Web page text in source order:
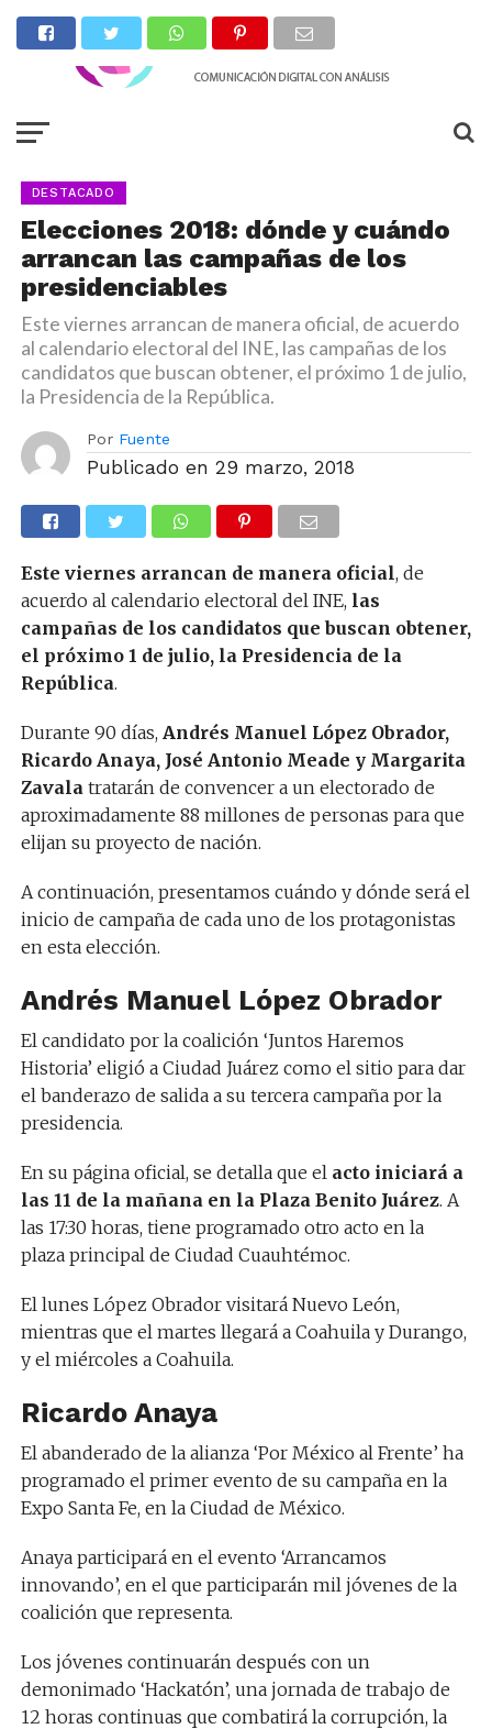
DESTACADO
Elecciones 2018: dónde y cuándo
arrancan las campañas de los
presidenciables
Este viernes arrancan de manera oficial, de acuerdo
al calendario electoral del INE, las campañas de los
candidatos que buscan obtener, el próximo 1 de julio,
la Presidencia de la República.
Por Fuente
Publicado en 29 marzo, 2018
Este viernes arrancan de manera oficial, de
acuerdo al calendario electoral del INE, las
campañas de los candidatos que buscan obtener,
el próximo 1 de julio, la Presidencia de la
República.
Durante 90 días, Andrés Manuel López Obrador,
Ricardo Anaya, José Antonio Meade y Margarita
Zavalatratarán de convencer a un electorado de
aproximadamente 88 millones de personas para que
elijan su proyecto de nación.
A continuación, presentamos cuándo y dónde será el
inicio de campaña de cada uno de los protagonistas
en esta elección.
Andrés Manuel López Obrador
El candidato por la coalición ‘Juntos Haremos
Historia’ eligió a Ciudad Juárez como el sitio para dar
el banderazo de salida a su tercera campaña por la
presidencia.
En su página oficial, se detalla que el acto iniciará a
las 11 de la mañana en la Plaza Benito Juárez. A
las 17:30 horas, tiene programado otro acto en la
plaza principal de Ciudad Cuauhtémoc.
El lunes López Obrador visitará Nuevo León,
mientras que el martes llegará a Coahuila y Durango,
y el miércoles a Coahuila.
Ricardo Anaya
El abanderado de la alianza ‘Por México al Frente’ ha
programado el primer evento de su campaña en la
Expo Santa Fe, en la Ciudad de México.
Anaya participará en el evento ‘Arrancamos
innovando’, en el que participarán mil jóvenes de la
coalición que representa.
Los jóvenes continuarán después con un
demonimado ‘Hackatón’, una jornada de trabajo de
12 horas continuas que combatirá la corrupción, la